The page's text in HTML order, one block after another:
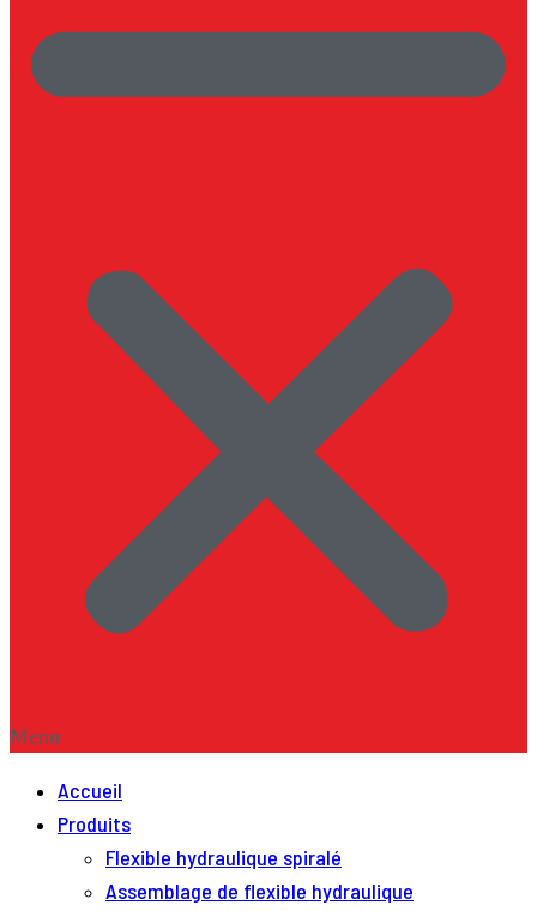
Menu
Accueil
Produits
Flexible hydraulique spiralé
Assemblage de flexible hydraulique